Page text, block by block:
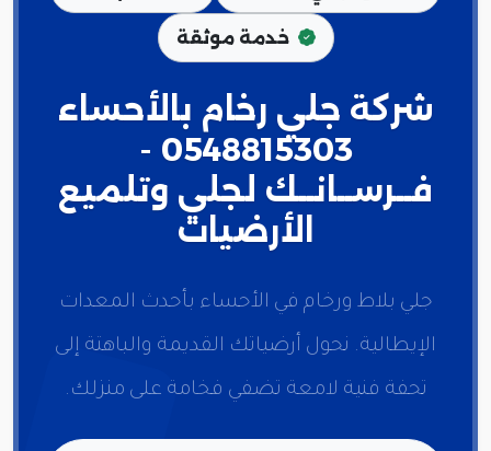
خدمة موثقة
شركة جلي رخام بالأحساء
0548815303 -
فــرســانــك لجلي وتلميع
الأرضيات
جلي بلاط ورخام في الأحساء بأحدث المعدات
الإيطالية. نحول أرضياتك القديمة والباهتة إلى
تحفة فنية لامعة تضفي فخامة على منزلك.